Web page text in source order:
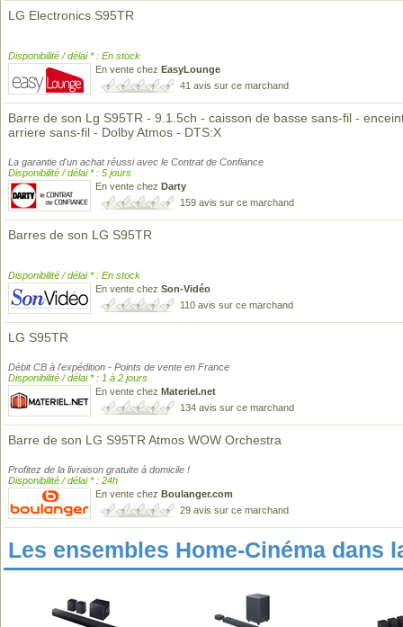
LG Electronics S95TR
Disponibilité / délai * : En stock
En vente chez EasyLounge
41 avis sur ce marchand
Barre de son Lg S95TR - 9.1.5ch - caisson de basse sans-fil -
arriere sans-fil - Dolby Atmos - DTS:X
La garantie d'un achat réussi avec le Contrat de Confiance
Disponibilité / délai * : 5 jours
En vente chez Darty
159 avis sur ce marchand
Barres de son LG S95TR
Disponibilité / délai * : En stock
En vente chez Son-Vidéo
110 avis sur ce marchand
LG S95TR
Débit CB à l'expédition - Points de vente en France
Disponibilité / délai * : 1 à 2 jours
En vente chez Materiel.net
134 avis sur ce marchand
Barre de son LG S95TR Atmos WOW Orchestra
Profitez de la livraison gratuite à domicile !
Disponibilité / délai * : 24h
En vente chez Boulanger.com
29 avis sur ce marchand
Les ensembles Home-Cinéma dans